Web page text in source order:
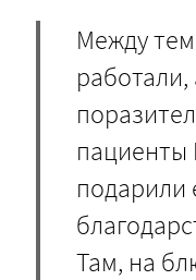
Между
пациенты
подарили
Там, на